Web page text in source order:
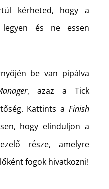
kérheted, hogy a
és ne essen
be van pipálva
, azaz a Tick
Kattints aFinish
hogy elinduljon a
része, amelyre
fogok hivatkozni!